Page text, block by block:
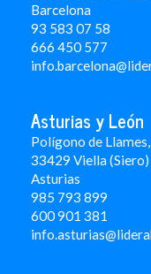
Barcelona
93 583 07 58
666 450 577
Asturias y León
Polígono de
33429 Viella (Siero)
Asturias
985 793 899
600 901 381